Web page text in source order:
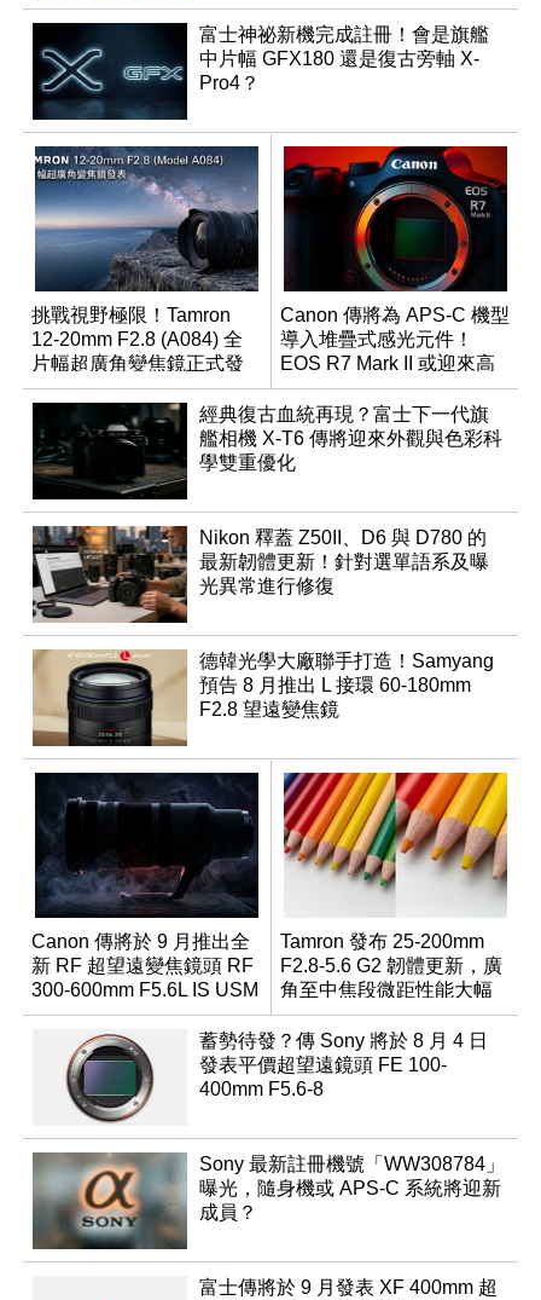
富士神祕新機完成註冊！會是旗艦
中片幅 GFX180 還是復古旁軸 X-
Pro4？
挑戰視野極限！Tamron
12-20mm F2.8 (A084) 全
片幅超廣角變焦鏡正式發
表
Canon 傳將為 APS-C 機型
導入堆疊式感光元件！
EOS R7 Mark II 或迎來高
速讀出升級
經典復古血統再現？富士下一代旗
艦相機 X-T6 傳將迎來外觀與色彩科
學雙重優化
Nikon 釋蓋 Z50II、D6 與 D780 的
最新韌體更新！針對選單語系及曝
光異常進行修復
德韓光學大廠聯手打造！Samyang
預告 8 月推出 L 接環 60-180mm
F2.8 望遠變焦鏡
Canon 傳將於 9 月推出全
新 RF 超望遠變焦鏡頭 RF
300-600mm F5.6L IS USM
Tamron 發布 25-200mm
F2.8-5.6 G2 韌體更新，廣
角至中焦段微距性能大幅
升級
蓄勢待發？傳 Sony 將於 8 月 4 日
發表平價超望遠鏡頭 FE 100-
400mm F5.6-8
Sony 最新註冊機號「WW308784」
曝光，隨身機或 APS-C 系統將迎新
成員？
富士傳將於 9 月發表 XF 400mm 超